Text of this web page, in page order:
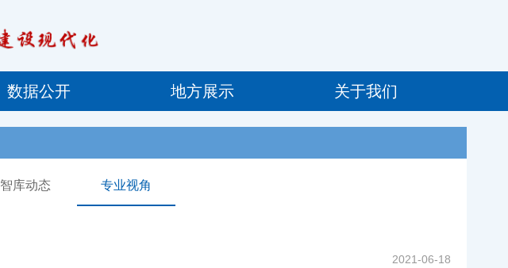
数据公开 地方展示 关于我们
智库动态 专业视角
2021-06-18